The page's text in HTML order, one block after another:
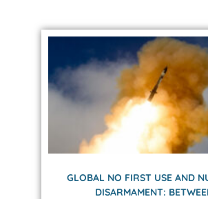
GLOBAL NO FIRST USE AND
DISARMAMENT: